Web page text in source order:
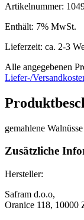
Artikelnummer:
Enthält: 7% MwSt.
Lieferzeit: ca. 2-3
Alle angegebenen
Liefer-/
gemahlene Walnüsse
Zusätzliche
Hersteller:
Safram d.o.o,
Oranice 118, 10000